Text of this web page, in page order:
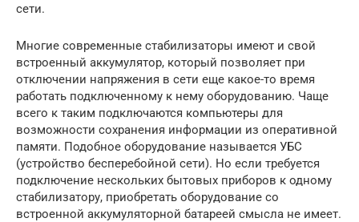
сети.
Многие современные стабилизаторы имеют и свой
встроенный аккумулятор, который позволяет при
отключении напряжения в сети еще какое-то время
работать подключенному к нему оборудованию. Чаще
всего к таким подключаются компьютеры для
возможности сохранения информации из оперативной
памяти. Подобное оборудование называется УБС
(устройство бесперебойной сети). Но если требуется
подключение нескольких бытовых приборов к одному
стабилизатору, приобретать оборудование со
встроенной аккумуляторной батареей смысла не имеет.